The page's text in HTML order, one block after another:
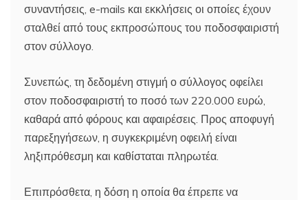
συναντήσεις, e-mails και εκκλήσεις οι οποίες έχουν
σταλθεί από τους εκπροσώπους του ποδοσφαιριστή
στον σύλλογο.
Συνεπώς, τη δεδομένη στιγμή ο σύλλογος οφείλει
στον ποδοσφαιριστή το ποσό των 220.000 ευρώ,
καθαρά από φόρους και αφαιρέσεις. Προς αποφυγή
παρεξηγήσεων, η συγκεκριμένη οφειλή είναι
ληξιπρόθεσμη και καθίσταται πληρωτέα.
Επιπρόσθετα, η δόση η οποία θα έπρεπε να